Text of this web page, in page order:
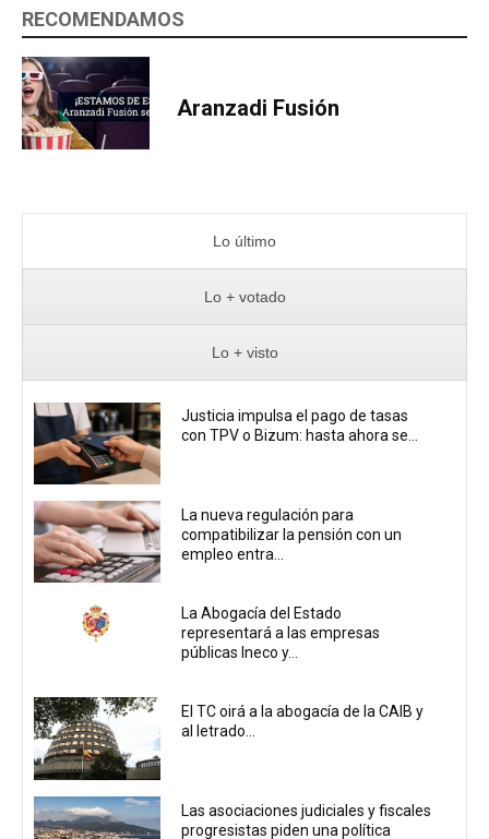
RECOMENDAMOS
Aranzadi Fusión
Lo último
Lo + votado
Lo + visto
Justicia impulsa el pago de tasas
con TPV o Bizum: hasta ahora se...
La nueva regulación para
compatibilizar la pensión con un
empleo entra...
La Abogacía del Estado
representará a las empresas
públicas Ineco y...
El TC oirá a la abogacía de la CAIB y
al letrado...
Las asociaciones judiciales y fiscales
progresistas piden una política